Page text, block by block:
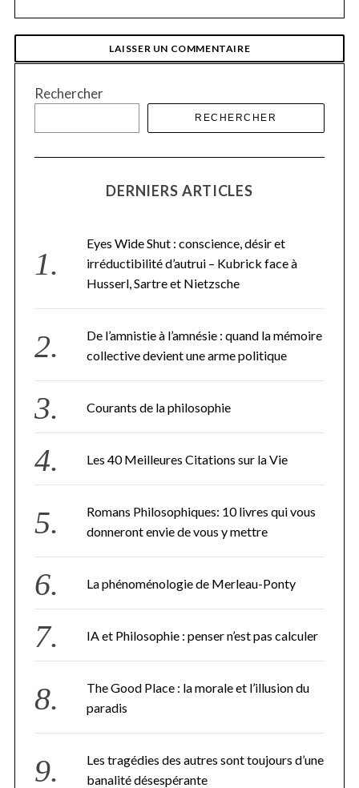
Rechercher
RECHERCHER
DERNIERS ARTICLES
Eyes Wide Shut : conscience, désir et
irréductibilité d’autrui – Kubrick face à
Husserl, Sartre et Nietzsche
De l’amnistie à l’amnésie : quand la mémoire
collective devient une arme politique
Courants de la philosophie
Les 40 Meilleures Citations sur la Vie
Romans Philosophiques: 10 livres qui vous
donneront envie de vous y mettre
La phénoménologie de Merleau-Ponty
IA et Philosophie : penser n’est pas calculer
The Good Place : la morale et l’illusion du
paradis
Les tragédies des autres sont toujours d’une
banalité désespérante